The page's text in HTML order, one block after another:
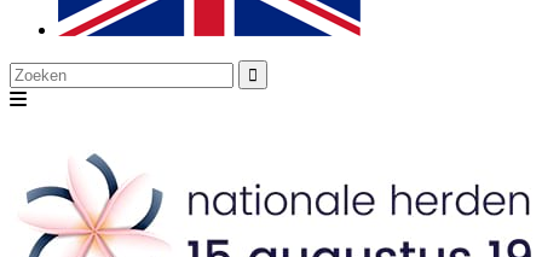
Search
for: